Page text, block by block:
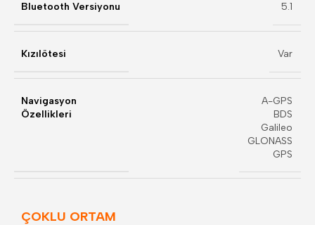
Bluetooth Versiyonu 5.1
Kızılötesi Var
Navigasyon
Özellikleri
A-GPS
BDS
Galileo
GLONASS
GPS
ÇOKLU ORTAM